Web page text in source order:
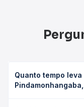
Quanto tempo